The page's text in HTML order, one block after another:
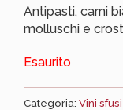
Antipasti, carni
molluschi e
Esaurito
Categoria: Vini